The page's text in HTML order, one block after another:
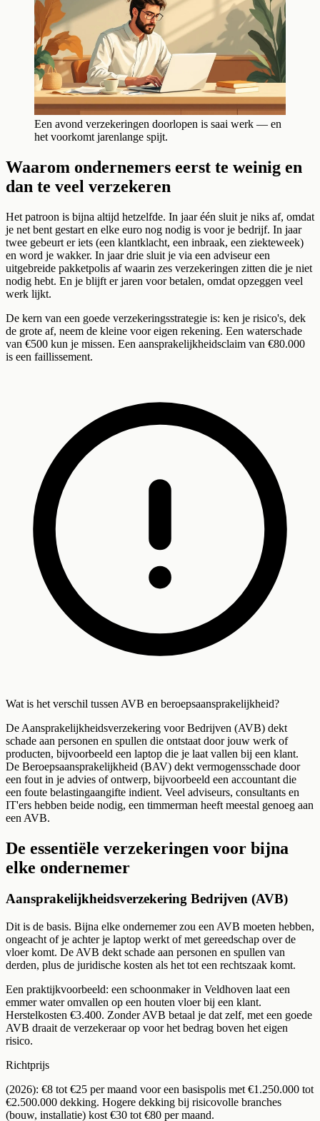
Een avond verzekeringen doorlopen is saai werk — en
het voorkomt jarenlange spijt.
Waarom ondernemers eerst te weinig en
dan te veel verzekeren
Het patroon is bijna altijd hetzelfde. In jaar één sluit je niks af, omdat
je net bent gestart en elke euro nog nodig is voor je bedrijf. In jaar
twee gebeurt er iets (een klantklacht, een inbraak, een ziekteweek)
en word je wakker. In jaar drie sluit je via een adviseur een
uitgebreide pakketpolis af waarin zes verzekeringen zitten die je niet
nodig hebt. En je blijft er jaren voor betalen, omdat opzeggen veel
werk lijkt.
De kern van een goede verzekeringsstrategie is: ken je risico's, dek
de grote af, neem de kleine voor eigen rekening. Een waterschade
van €500 kun je missen. Een aansprakelijkheidsclaim van €80.000
is een faillissement.
Wat is het verschil tussen AVB en beroepsaansprakelijkheid?
De Aansprakelijkheidsverzekering voor Bedrijven (AVB) dekt
schade aan personen en spullen die ontstaat door jouw werk of
producten, bijvoorbeeld een laptop die je laat vallen bij een klant.
De Beroepsaansprakelijkheid (BAV) dekt vermogensschade door
een fout in je advies of ontwerp, bijvoorbeeld een accountant die
een foute belastingaangifte indient. Veel adviseurs, consultants en
IT'ers hebben beide nodig, een timmerman heeft meestal genoeg aan
een AVB.
De essentiële verzekeringen voor bijna
elke ondernemer
Aansprakelijkheidsverzekering Bedrijven (AVB)
Dit is de basis. Bijna elke ondernemer zou een AVB moeten hebben,
ongeacht of je achter je laptop werkt of met gereedschap over de
vloer komt. De AVB dekt schade aan personen en spullen van
derden, plus de juridische kosten als het tot een rechtszaak komt.
Een praktijkvoorbeeld: een schoonmaker in Veldhoven laat een
emmer water omvallen op een houten vloer bij een klant.
Herstelkosten €3.400. Zonder AVB betaal je dat zelf, met een goede
AVB draait de verzekeraar op voor het bedrag boven het eigen
risico.
Richtprijs
(2026): €8 tot €25 per maand voor een basispolis met €1.250.000 tot
€2.500.000 dekking. Hogere dekking bij risicovolle branches
(bouw, installatie) kost €30 tot €80 per maand.